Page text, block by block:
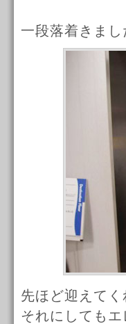
一段落着きま
先ほど迎えて
それにしても